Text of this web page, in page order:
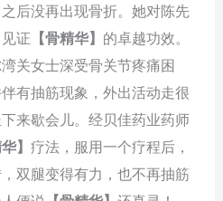
后没再出现骨折。她对陈先
证【骨精华】 的卓越功效。
关女士深受骨关节疼痛困
有抽筋现象，外出活动走很
来歇会儿。经贝佳药业药师
】 疗法，服用一个疗程后，
双腿变得有力，也不再抽筋